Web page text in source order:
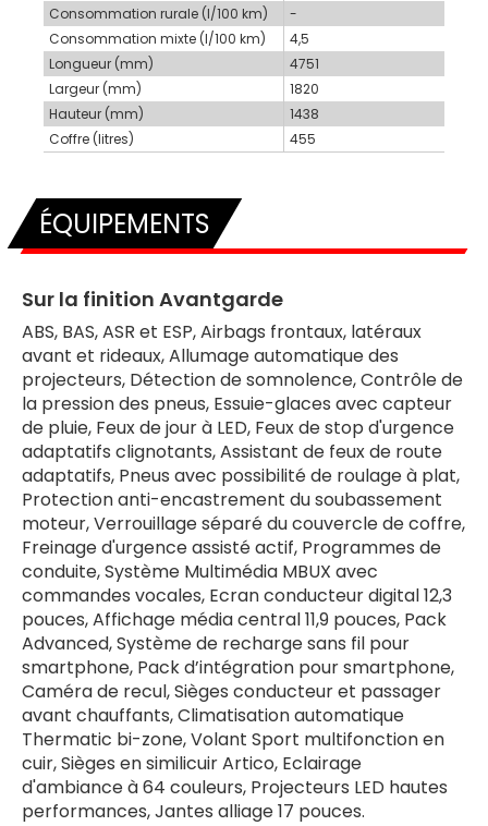
Consommation rurale (l/100 km)
-
Consommation mixte (l/100 km)
4,5
Longueur (mm)
4751
Largeur (mm)
1820
Hauteur (mm)
1438
Coffre (litres)
455
ÉQUIPEMENTS
Sur la finition Avantgarde
ABS, BAS, ASR et ESP, Airbags frontaux, latéraux
avant et rideaux, Allumage automatique des
projecteurs, Détection de somnolence, Contrôle de
la pression des pneus, Essuie-glaces avec capteur
de pluie, Feux de jour à LED, Feux de stop d'urgence
adaptatifs clignotants, Assistant de feux de route
adaptatifs, Pneus avec possibilité de roulage à plat,
Protection anti-encastrement du soubassement
moteur, Verrouillage séparé du couvercle de coffre,
Freinage d'urgence assisté actif, Programmes de
conduite, Système Multimédia MBUX avec
commandes vocales, Ecran conducteur digital 12,3
pouces, Affichage média central 11,9 pouces, Pack
Advanced, Système de recharge sans fil pour
smartphone, Pack d’intégration pour smartphone,
Caméra de recul, Sièges conducteur et passager
avant chauffants, Climatisation automatique
Thermatic bi-zone, Volant Sport multifonction en
cuir, Sièges en similicuir Artico, Eclairage
d'ambiance à 64 couleurs, Projecteurs LED hautes
performances, Jantes alliage 17 pouces.